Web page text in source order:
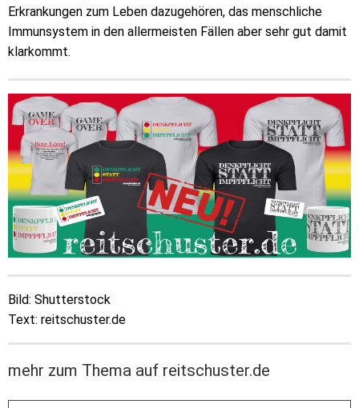
Erkrankungen zum Leben dazugehören, das menschliche
Immunsystem in den allermeisten Fällen aber sehr gut damit
klarkommt.
Bild: Shutterstock
Text: reitschuster.de
mehr zum Thema auf reitschuster.de